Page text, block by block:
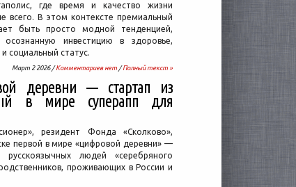
где время и качество жизни
всего. В этом контексте премиальный
быть просто модной тенденцией,
осознанную инвестицию в здоровье,
социальный статус.
Март 2 2026 /Комментариев нет /Полный текст »
деревни — стартап из
в мире суперапп для
резидент Фонда «Сколково»,
первой в мире «цифровой деревни» —
русскоязычных людей «серебряного
проживающих в России и